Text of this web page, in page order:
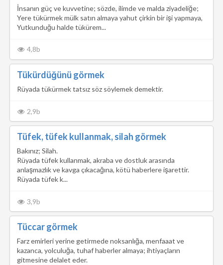
İnsanın güç ve kuvvetine; sözde, ilimde ve malda ziyadeliğe;
Yere tükürmek mülk satın almaya yahut çirkin bir işi yapmaya,
Yutkunduğu halde tükürem...
4,8b
Tükürdüğünü görmek
Rüyada tükürmek tatsız söz söylemek demektir.
2,9b
Tüfek, tüfek kullanmak, silah görmek
Bakınız; Silah.
Rüyada tüfek kullanmak, akraba ve dostluk arasında
anlaşmazlık ve kavga çıkacağına, kötü haberlere işarettir.
Rüyada tüfek k...
3,9b
Tüccar görmek
Farz emirleri yerine getirmede noksanlığa, menfaaat ve
kazanca, yolculuğa, tuhaf haberler almaya; ihtiyaçların
gitmesine delalet eder.